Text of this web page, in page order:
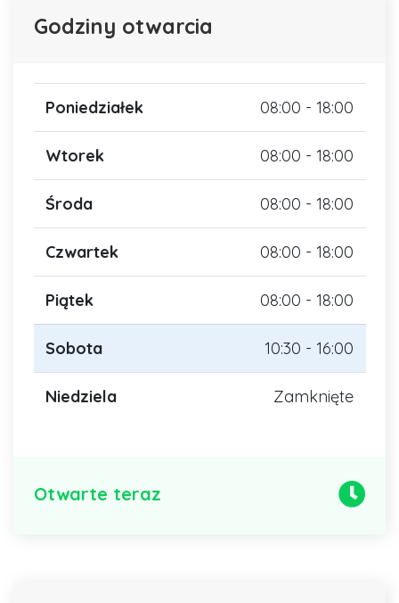
Godziny otwarcia
Poniedziałek 08:00 - 18:00
Wtorek 08:00 - 18:00
Środa 08:00 - 18:00
Czwartek 08:00 - 18:00
Piątek 08:00 - 18:00
Sobota 10:30 - 16:00
Niedziela Zamknięte
Otwarte teraz